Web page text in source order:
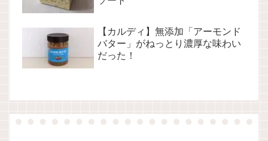
【カルディ】無添加「アーモンド
バター」がねっとり濃厚な味わい
だった！